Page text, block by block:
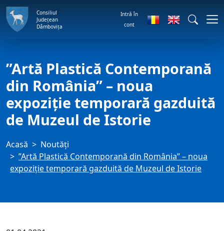
Consiliul
Județean
Dâmbovița
Intră în
cont
”Artă Plastică Contemporană
din România” – noua
expoziţie temporară gazduită
de Muzeul de Istorie
Acasă
Noutăți
”Artă Plastică Contemporană din România” – noua
expoziţie temporară gazduită de Muzeul de Istorie